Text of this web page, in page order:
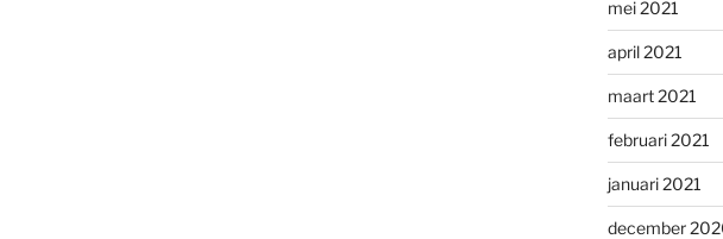
mei 2021
april 2021
maart 2021
februari 2021
januari 2021
december